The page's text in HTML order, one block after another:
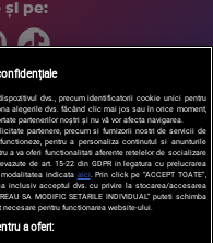
și pe:
S.A.
confidentialitate
Termeni
Contact/Info Codul etic
dvs., precum identificatorii cookie unici pentru
alegerile dvs. făcând clic mai jos sau în orice moment,
partenerilor noștri și nu vă vor afecta navigarea.
partenere, precum si furnizorii nostri de servicii de
pentru a personaliza continutul si anunturile
a va oferi functionalitati aferente retelelor de socializare
de art. 15-22 din GDPR in legatura cu prelucrarea
indicata aici. Prin click pe “ACCEPT TOATE”,
inclusiv acceptul dvs. cu privire la stocarea/accesarea
SA MODIFIC SETARILE INDIVIDUAL” puteti schimba
pentru functionarea website-ului.
a oferi: